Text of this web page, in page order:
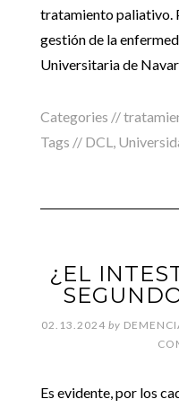
tratamiento paliativo.
gestión de la
Universitaria de
Categories //
Tags // DCL,
¿EL
02.13.2024 by
Es evidente, por los